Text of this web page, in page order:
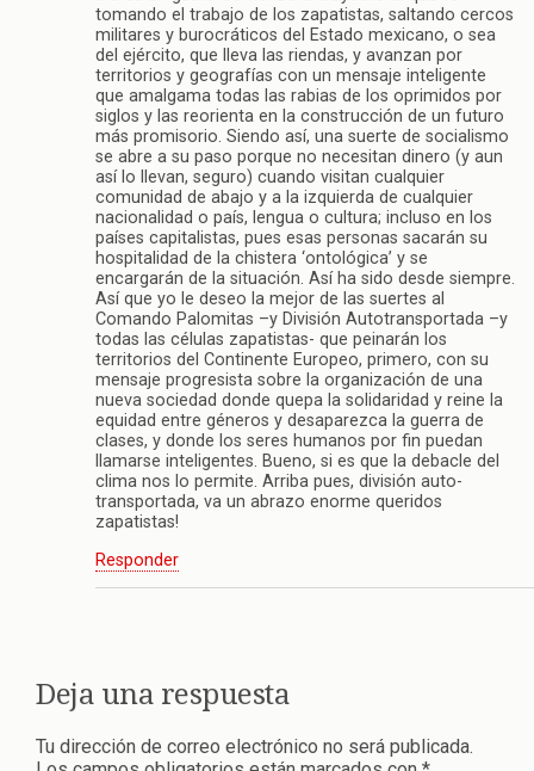
tomando el trabajo de los zapatistas, saltando cercos
militares y burocráticos del Estado mexicano, o sea
del ejército, que lleva las riendas, y avanzan por
territorios y geografías con un mensaje inteligente
que amalgama todas las rabias de los oprimidos por
siglos y las reorienta en la construcción de un futuro
más promisorio. Siendo así, una suerte de socialismo
se abre a su paso porque no necesitan dinero (y aun
así lo llevan, seguro) cuando visitan cualquier
comunidad de abajo y a la izquierda de cualquier
nacionalidad o país, lengua o cultura; incluso en los
países capitalistas, pues esas personas sacarán su
hospitalidad de la chistera ‘ontológica’ y se
encargarán de la situación. Así ha sido desde siempre.
Así que yo le deseo la mejor de las suertes al
Comando Palomitas –y División Autotransportada –y
todas las células zapatistas- que peinarán los
territorios del Continente Europeo, primero, con su
mensaje progresista sobre la organización de una
nueva sociedad donde quepa la solidaridad y reine la
equidad entre géneros y desaparezca la guerra de
clases, y donde los seres humanos por fin puedan
llamarse inteligentes. Bueno, si es que la debacle del
clima nos lo permite. Arriba pues, división auto-
transportada, va un abrazo enorme queridos
zapatistas!
Responder
Deja una respuesta
Tu dirección de correo electrónico no será publicada.